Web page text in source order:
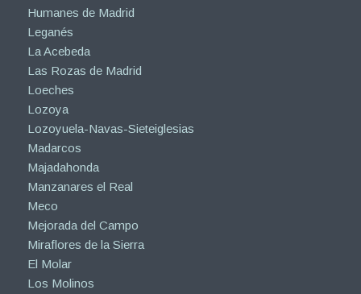
Humanes de Madrid
Leganés
La Acebeda
Las Rozas de Madrid
Loeches
Lozoya
Lozoyuela-Navas-Sieteiglesias
Madarcos
Majadahonda
Manzanares el Real
Meco
Mejorada del Campo
Miraflores de la Sierra
El Molar
Los Molinos